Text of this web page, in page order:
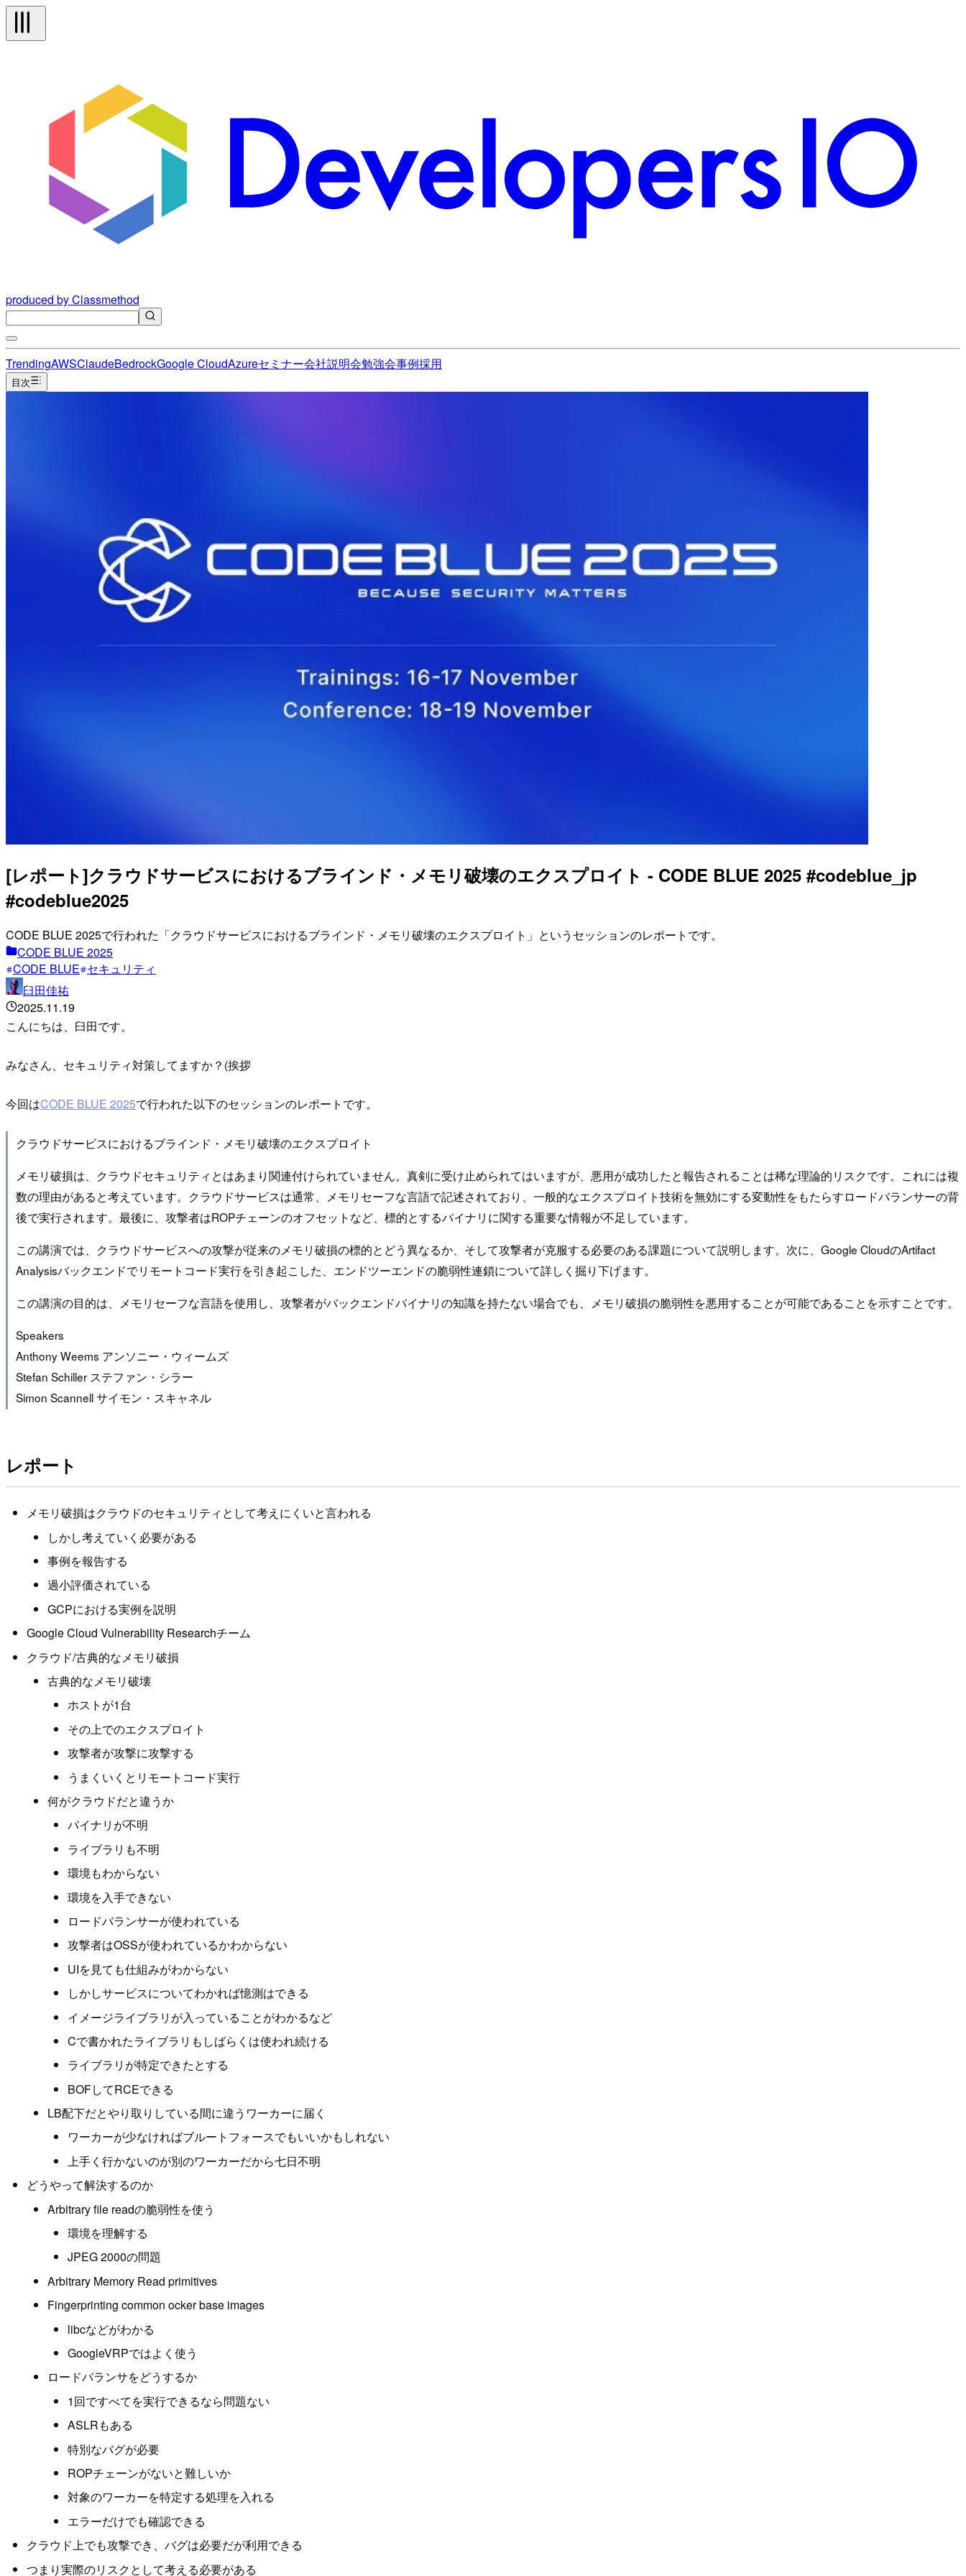
produced by Classmethod
TrendingAWSClaudeBedrockGoogle CloudAzureセミナー会社説明会勉強会事例採用
目次
[レポート]クラウドサービスにおけるブラインド・メモリ破壊のエクスプロイト - CODE BLUE 2025 #codeblue_jp
#codeblue2025
CODE BLUE 2025で行われた「クラウドサービスにおけるブラインド・メモリ破壊のエクスプロイト」というセッションのレポートです。
CODE BLUE 2025
CODE BLUE セキュリティ
臼田佳祐
2025.11.19
こんにちは、臼田です。
みなさん、セキュリティ対策してますか？(挨拶
今回はCODE BLUE 2025で行われた以下のセッションのレポートです。
クラウドサービスにおけるブラインド・メモリ破壊のエクスプロイト
メモリ破損は、クラウドセキュリティとはあまり関連付けられていません。真剣に受け止められてはいますが、悪用が成功したと報告されることは稀な理論的リスクです。これには複
数の理由があると考えています。クラウドサービスは通常、メモリセーフな言語で記述されており、一般的なエクスプロイト技術を無効にする変動性をもたらすロードバランサーの背
後で実行されます。最後に、攻撃者はROPチェーンのオフセットなど、標的とするバイナリに関する重要な情報が不足しています。
この講演では、クラウドサービスへの攻撃が従来のメモリ破損の標的とどう異なるか、そして攻撃者が克服する必要のある課題について説明します。次に、Google CloudのArtifact
Analysisバックエンドでリモートコード実行を引き起こした、エンドツーエンドの脆弱性連鎖について詳しく掘り下げます。
この講演の目的は、メモリセーフな言語を使用し、攻撃者がバックエンドバイナリの知識を持たない場合でも、メモリ破損の脆弱性を悪用することが可能であることを示すことです。
Speakers
Anthony Weems アンソニー・ウィームズ
Stefan Schiller ステファン・シラー
Simon Scannell サイモン・スキャネル
レポート
メモリ破損はクラウドのセキュリティとして考えにくいと言われる
しかし考えていく必要がある
事例を報告する
過小評価されている
GCPにおける実例を説明
Google Cloud Vulnerability Researchチーム
クラウド/古典的なメモリ破損
古典的なメモリ破壊
ホストが1台
その上でのエクスプロイト
攻撃者が攻撃に攻撃する
うまくいくとリモートコード実行
何がクラウドだと違うか
バイナリが不明
ライブラリも不明
環境もわからない
環境を入手できない
ロードバランサーが使われている
攻撃者はOSSが使われているかわからない
UIを見ても仕組みがわからない
しかしサービスについてわかれば憶測はできる
イメージライブラリが入っていることがわかるなど
Cで書かれたライブラリもしばらくは使われ続ける
ライブラリが特定できたとする
BOFしてRCEできる
LB配下だとやり取りしている間に違うワーカーに届く
ワーカーが少なければブルートフォースでもいいかもしれない
上手く行かないのが別のワーカーだから七日不明
どうやって解決するのか
Arbitrary file readの脆弱性を使う
環境を理解する
JPEG 2000の問題
Arbitrary Memory Read primitives
Fingerprinting common ocker base images
libcなどがわかる
GoogleVRPではよく使う
ロードバランサをどうするか
1回ですべてを実行できるなら問題ない
ASLRもある
特別なバグが必要
ROPチェーンがないと難しいか
対象のワーカーを特定する処理を入れる
エラーだけでも確認できる
クラウド上でも攻撃でき、バグは必要だが利用できる
つまり実際のリスクとして考える必要がある